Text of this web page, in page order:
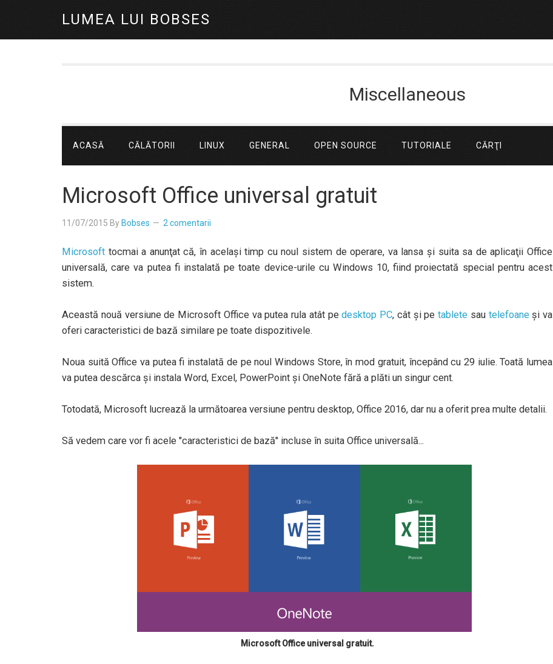
LUMEA LUI BOBSES
Miscellaneous
ACASĂ CĂLĂTORII LINUX GENERAL OPEN SOURCE TUTORIALE CĂRŢI
Microsoft Office universal gratuit
11/07/2015 By Bobses 2 comentarii
Microsoft tocmai a anunţat că, în acelaşi timp cu noul sistem de operare, va lansa şi suita sa de aplicaţii Office
universală, care va putea fi instalată pe toate device-urile cu Windows 10, fiind proiectată special pentru acest
sistem.
Această nouă versiune de Microsoft Office va putea rula atât pedesktop PC, cât şi pe tablete sau telefoaneşi va
oferi caracteristici de bază similare pe toate dispozitivele.
Noua suită Office va putea fi instalată de pe noul Windows Store, în mod gratuit, începând cu 29 iulie. Toată lumea
va putea descărca şi instala Word, Excel, PowerPoint şi OneNote fără a plăti un singur cent.
Totodată, Microsoft lucrează la următoarea versiune pentru desktop, Office 2016, dar nu a oferit prea multe detalii.
Să vedem care vor fi acele "caracteristici de bază" incluse în suita Office universală...
Microsoft Office universal gratuit.